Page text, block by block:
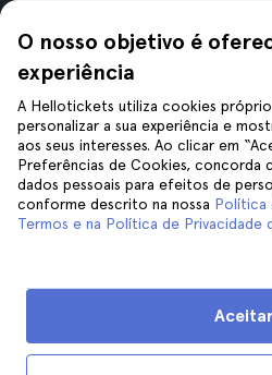
O nosso objetivo é
experiência
A Hellotickets utiliza cookies
personalizar a sua experiência e
aos seus interesses. Ao clicar em
Preferências de Cookies, concorda
dados pessoais para efeitos de
conforme descrito na nossa Política
Termos e na Política de Privacidade
Carreiras
Afiliados
Avaliações
Privacidade
Termos e Condições
Aviso Legal
Cookies
Ajuda